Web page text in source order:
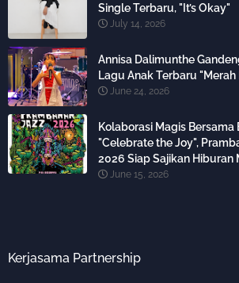
Single Terbaru, "It’s Okay"
July 14, 2026
Annisa Dalimunthe
Lagu Anak Terbaru
June 24, 2026
Kolaborasi Magis
"Celebrate the Joy",
2026 Siap Sajikan Hiburan
June 15, 2026
Kerjasama Partnership